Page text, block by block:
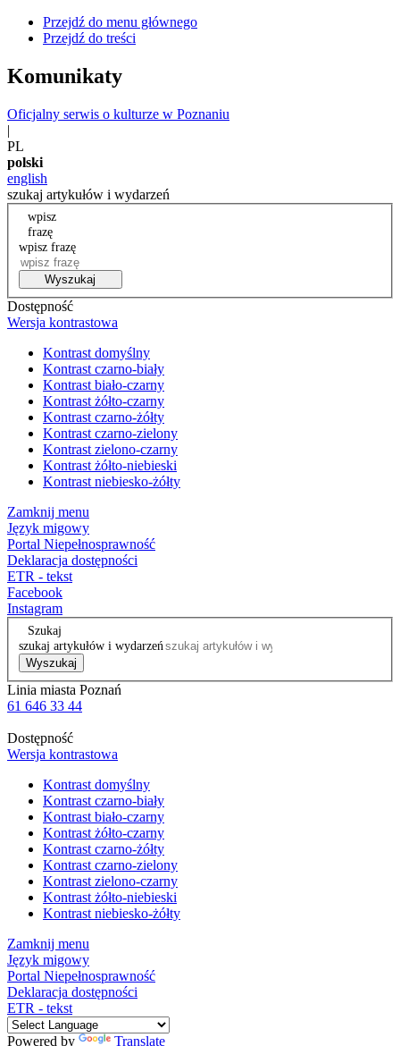
Przejdź do menu głównego
Przejdź do treści
Komunikaty
Oficjalny serwis o kulturze w Poznaniu
|
PL
polski
english
szukaj artykułów i wydarzeń
wpisz
frazę
wpisz frazę
Wyszukaj
Dostępność
Wersja kontrastowa
Kontrast domyślny
Kontrast czarno-biały
Kontrast biało-czarny
Kontrast żółto-czarny
Kontrast czarno-żółty
Kontrast czarno-zielony
Kontrast zielono-czarny
Kontrast żółto-niebieski
Kontrast niebiesko-żółty
Zamknij menu
Język migowy
Portal Niepełnosprawność
Deklaracja dostępności
ETR - tekst
Facebook
Instagram
Szukaj
szukaj artykułów i wydarzeń
Wyszukaj
Linia miasta Poznań
61 646 33 44
Dostępność
Wersja kontrastowa
Kontrast domyślny
Kontrast czarno-biały
Kontrast biało-czarny
Kontrast żółto-czarny
Kontrast czarno-żółty
Kontrast czarno-zielony
Kontrast zielono-czarny
Kontrast żółto-niebieski
Kontrast niebiesko-żółty
Zamknij menu
Język migowy
Portal Niepełnosprawność
Deklaracja dostępności
ETR - tekst
Powered by
Translate